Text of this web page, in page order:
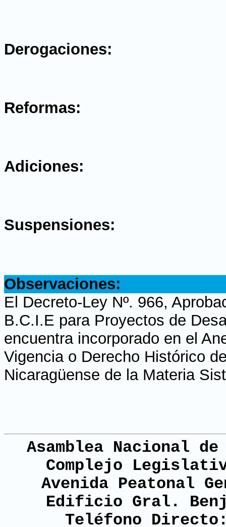
Derogaciones:
Reformas:
Adiciones:
Suspensiones:
Observaciones:
El Decreto-Ley Nº. 966,
B.C.I.E para Proyectos de
encuentra incorporado en el
Vigencia o Derecho Histórico
Nicaragüense de la Materia
Asamblea Nacional
Complejo
Avenida Peatonal
Edificio Gral.
Teléfono